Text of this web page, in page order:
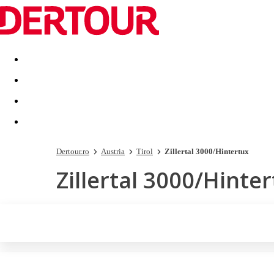
Destinatii Vacanta perfecta OFERTE DE NERATAT
Dertour.ro Austria Tirol Zillertal 3000/Hintertux
Zillertal 3000/